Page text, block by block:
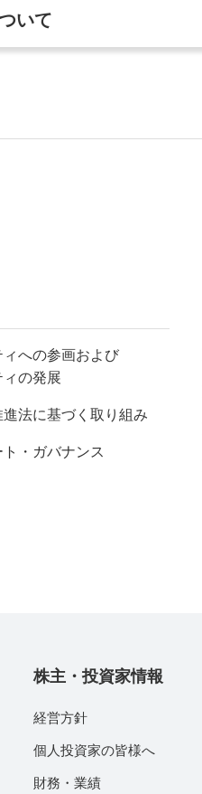
いて
ィへの参画および
ィの発展
法に基づく取り組み
・ガバナンス
株主・投資家情報
経営方針
個人投資家の皆様へ
財務・業績